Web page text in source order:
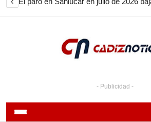
- Publicidad -